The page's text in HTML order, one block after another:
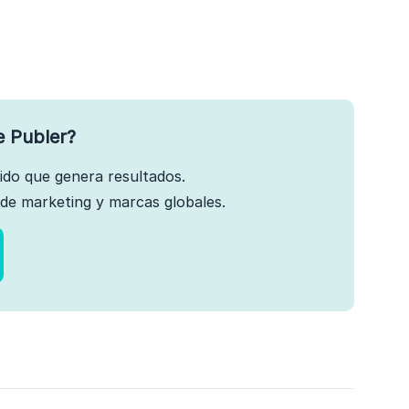
Publer?
que genera resultados.
marketing y marcas globales.